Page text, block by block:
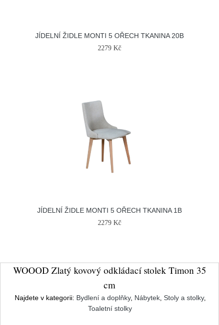
JÍDELNÍ ŽIDLE MONTI 5 OŘECH TKANINA 20B
2279 Kč
JÍDELNÍ ŽIDLE MONTI 5 OŘECH TKANINA 1B
2279 Kč
WOOOD Zlatý kovový odkládací stolek Timon 35
cm
Najdete v kategorii: Bydlení a doplňky, Nábytek, Stoly a stolky,
Toaletní stolky